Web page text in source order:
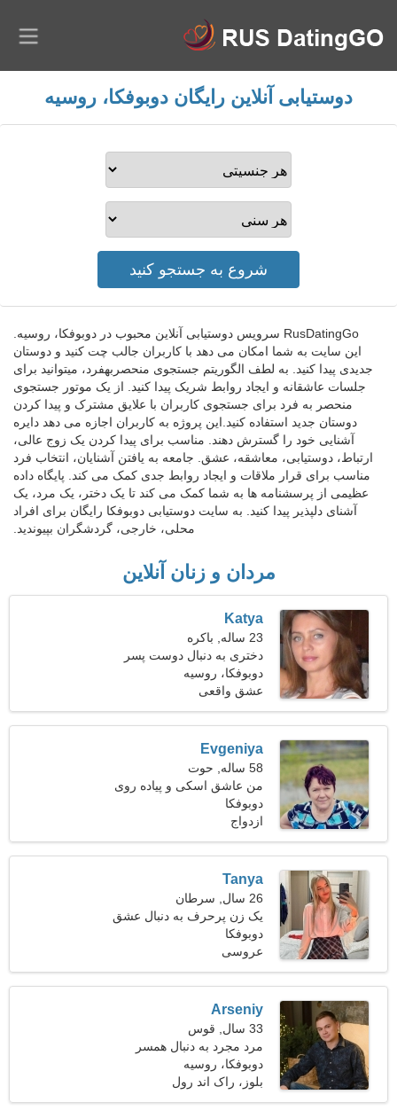
دوستیابی آنلاین رایگان دوبوفکا، روسیه
RusDatingGo سرویس دوستیابی آنلاین محبوب در دوبوفکا، روسیه.
این سایت به شما امکان می دهد با کاربران جالب چت کنید و دوستان
جدیدی پیدا کنید. به لطف الگوریتم جستجوی منحصربهفرد، میتوانید برای
جلسات عاشقانه و ایجاد روابط شریک پیدا کنید. از یک موتور جستجوی
منحصر به فرد برای جستجوی کاربران با علایق مشترک و پیدا کردن
دوستان جدید استفاده کنید.این پروژه به کاربران اجازه می دهد دایره
آشنایی خود را گسترش دهند. مناسب برای پیدا کردن یک زوج عالی،
ارتباط، دوستیابی، معاشقه، عشق. جامعه به یافتن آشنایان، انتخاب فرد
مناسب برای قرار ملاقات و ایجاد روابط جدی کمک می کند. پایگاه داده
عظیمی از پرسشنامه ها به شما کمک می کند تا یک دختر، یک مرد، یک
آشنای دلپذیر پیدا کنید. به سایت دوستیابی دوبوفکا رایگان برای افراد
محلی، خارجی، گردشگران بپیوندید.
مردان و زنان آنلاین
Katya
23 ساله, باکره
دختری به دنبال دوست پسر
25-34
دوبوفکا، روسیه
عشق واقعی
Evgeniya
58 ساله, حوت
من عاشق اسکی و پیاده روی
در طبیعت هستم
دوبوفکا
ازدواج
Tanya
26 سال, سرطان
یک زن پرحرف به دنبال عشق
واقعی است
دوبوفکا
عروسی
Arseniy
33 سال, قوس
مرد مجرد به دنبال همسر
دوبوفکا، روسیه
بلوز، راک اند رول